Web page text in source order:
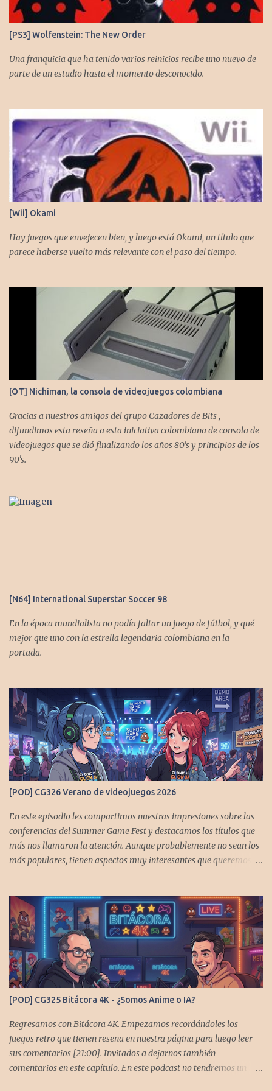
[PS3] Wolfenstein: The New Order
Una franquicia que ha tenido varios reinicios recibe uno nuevo de
parte de un estudio hasta el momento desconocido.
[Wii] Okami
Hay juegos que envejecen bien, y luego está Okami, un título que
parece haberse vuelto más relevante con el paso del tiempo.
[OT] Nichiman, la consola de videojuegos colombiana
Gracias a nuestros amigos del grupo Cazadores de Bits ,
difundimos esta reseña a esta iniciativa colombiana de consola de
videojuegos que se dió finalizando los años 80's y principios de los
90's.
[N64] International Superstar Soccer 98
En la época mundialista no podía faltar un juego de fútbol, y qué
mejor que uno con la estrella legendaria colombiana en la
portada.
[POD] CG326 Verano de videojuegos 2026
En este episodio les compartimos nuestras impresiones sobre las
conferencias del Summer Game Fest y destacamos los títulos que
más nos llamaron la atención. Aunque probablemente no sean los
más populares, tienen aspectos muy interesantes que queremos
nos agregan a sus plataformas de podcast y nos dejan
comentarios en las cuentas de redes. Spotify YouTube. Twitter -
https://x.com/CronicasGoomba Instagram -
https://www.instagram.com/cronicasgoomba/ Facebook -
https://www.facebook.com/CronicasGoomba Si no estamos en tu
plataforma nos puedes agregarcn el código rss:
https://anchor.fm/s/10d1f3318/podcast/rss
[POD] CG325 Bitácora 4K - ¿Somos Anime o IA?
Regresamos con Bitácora 4K. Empezamos recordándoles los
juegos retro que tienen reseña en nuestra página para luego leer
sus comentarios [21:00]. Invitados a dejarnos también
comentarios en este capítulo. En este podcast no tendremos un